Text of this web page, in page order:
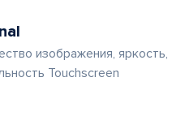
изображения, яркость,
Touchscreen